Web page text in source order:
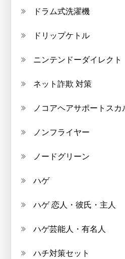
ドラム式洗濯機
ドリップケトル
ニンテンドーダイレクト
ネット詐欺 対策
ノコアヘアサポートスカ
ノンフライヤー
ノードグリーン
ハゲ
ハゲ 恋人・彼氏・主人
ハゲ芸能人・有名人
ハチ対策セット